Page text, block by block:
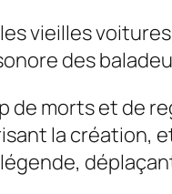
vieilles
des
de morts et de
la création,